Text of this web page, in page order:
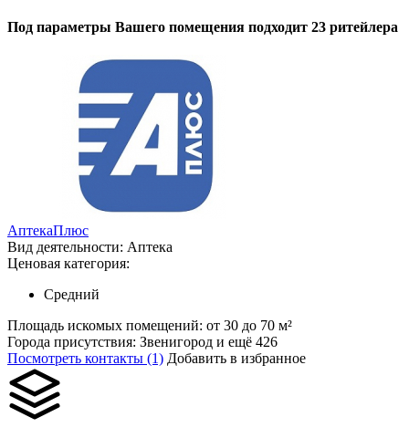
Под параметры Вашего помещения подходит 23 ритейлера
АптекаПлюс
Вид деятельности: Аптека
Ценовая категория:
Средний
Площадь искомых помещений: от 30 до 70 м²
Города присутствия: Звенигород и ещё 426
Посмотреть контакты (1) Добавить в избранное